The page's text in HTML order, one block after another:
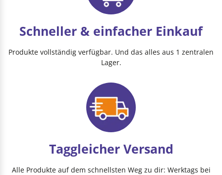
Schneller & einfacher Einkauf
Produkte vollständig verfügbar. Und das alles aus 1 zentralen
Lager.
Taggleicher Versand
Alle Produkte auf dem schnellsten Weg zu dir: Werktags bei